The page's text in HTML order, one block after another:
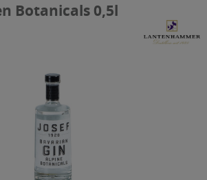
Botanicals 0,5l